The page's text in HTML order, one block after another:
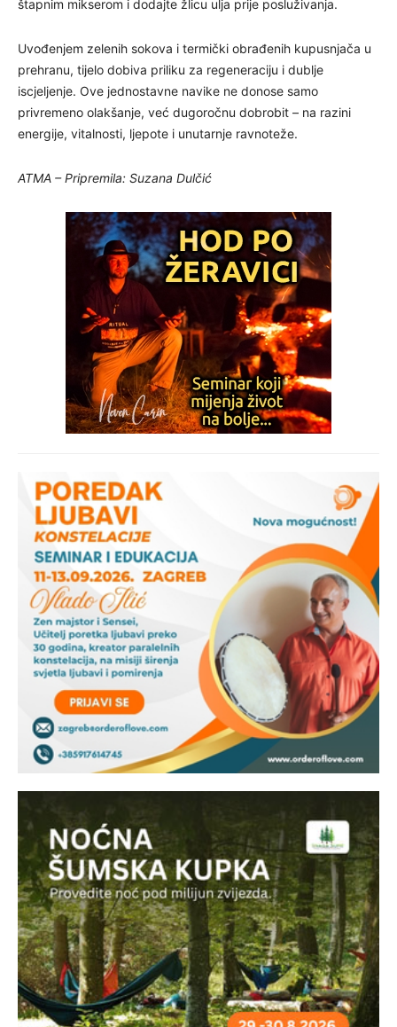
štapnim mikserom i dodajte žlicu ulja prije posluživanja.
Uvođenjem zelenih sokova i termički obrađenih kupusnjača u
prehranu, tijelo dobiva priliku za regeneraciju i dublje
iscjeljenje. Ove jednostavne navike ne donose samo
privremeno olakšanje, već dugoročnu dobrobit – na razini
energije, vitalnosti, ljepote i unutarnje ravnoteže.
ATMA – Pripremila: Suzana Dulčić